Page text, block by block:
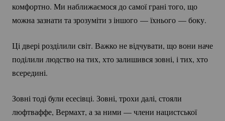
комфортно. Ми наближаємося до самої грані того, що
можна зазнати та зрозуміти з іншого — їхнього — боку.
Ці двері розділили світ. Важко не відчувати, що вони наче
поділили людство на тих, хто залишився зовні, і тих, хто
всередині.
Зовні тоді були есесівці. Зовні, трохи далі, стояли
люфтваффе, Вермахт, а за ними — члени нацистської